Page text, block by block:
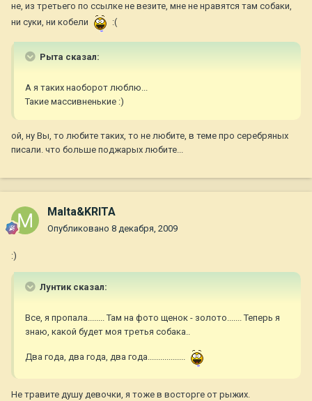
не, из третьего по ссылке не везите, мне не нравятся там собаки,
ни суки, ни кобели
:(
Рыта сказал:
А я таких наоборот люблю...
Такие массивненькие :)
ой, ну Вы, то любите таких, то не любите, в теме про серебряных
писали. что больше поджарых любите...
Malta&KRITA
Опубликовано 8 декабря, 2009
:)
Лунтик сказал:
Все, я пропала........ Там на фото щенок - золото....... Теперь я
знаю, какой будет моя третья собака..
Два года, два года, два года..................
Не травите душу девочки, я тоже в восторге от рыжих.